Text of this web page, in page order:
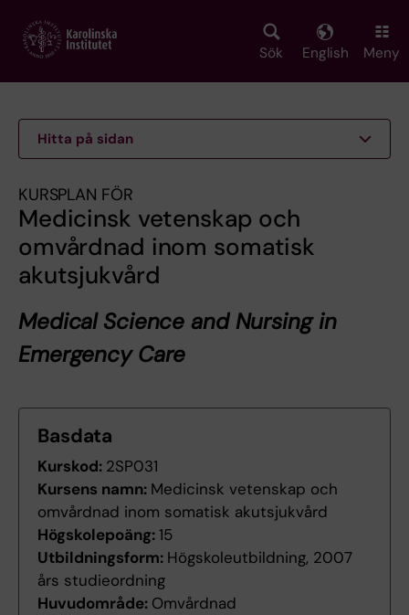
main
Sök English Meny
Hitta på sidan
KURSPLAN FÖR
Medicinsk vetenskap och
omvårdnad inom somatisk
akutsjukvård
Medical Science and Nursing in
Emergency Care
Basdata
Kurskod: 2SP031
Kursens namn: Medicinsk vetenskap och
omvårdnad inom somatisk akutsjukvård
Högskolepoäng:15
Utbildningsform: Högskoleutbildning, 2007
års studieordning
Huvudområde: Omvårdnad